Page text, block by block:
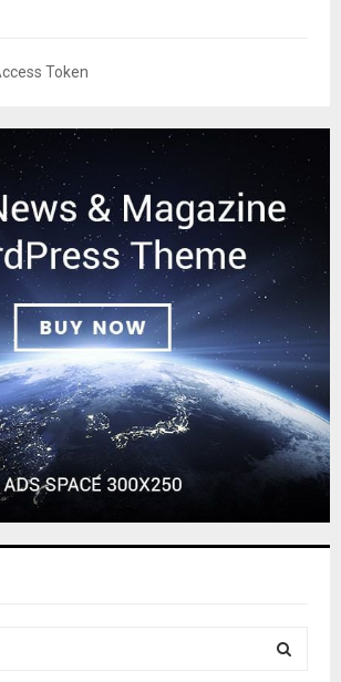
Token